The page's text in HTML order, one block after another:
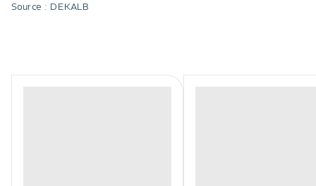
Source : DEKALB